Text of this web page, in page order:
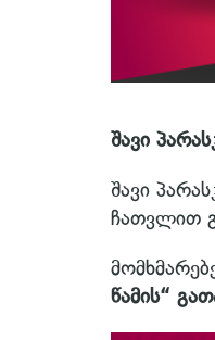
შავი
შავი
ჩათვლით
წამის“